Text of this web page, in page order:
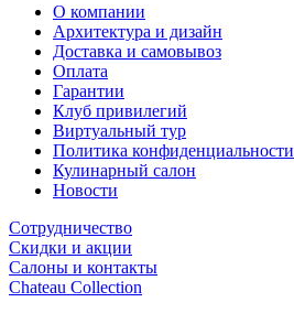
О компании
Архитектура и дизайн
Доставка и самовывоз
Оплата
Гарантии
Клуб привилегий
Виртуальный тур
Политика конфиденциальности
Кулинарный салон
Новости
Сотрудничество
Скидки и акции
Салоны и контакты
Chateau Collection